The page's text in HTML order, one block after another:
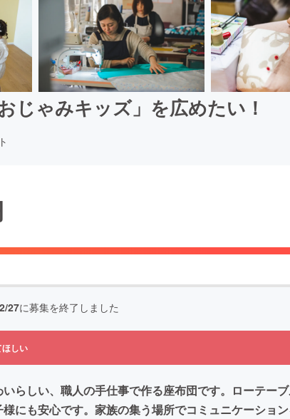
じゃみキッズ」を広めたい！
27に募集を終了しました
しい
らしい、職人の手仕事で作る座布団です。ローテー
にも安心です。家族の集う場所でコミュニケーショ